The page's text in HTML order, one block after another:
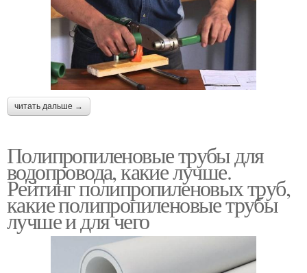
читать дальше →
Полипропиленовые трубы для
водопровода, какие лучше.
Рейтинг полипропиленовых труб,
какие полипропиленовые трубы
лучше и для чего